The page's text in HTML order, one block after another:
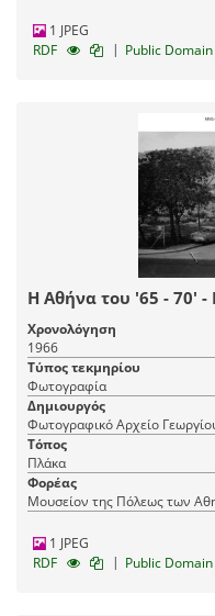
1 JPEG
RDF
| Public Domain
Η Αθήνα του '65 - 70' -
Χρονολόγηση
1966
Τύπος τεκμηρίου
Φωτογραφία
Δημιουργός
Φωτογραφικό Αρχείο
Τόπος
Πλάκα
Φορέας
Μουσείον της Πόλεως των
1 JPEG
RDF
| Public Domain